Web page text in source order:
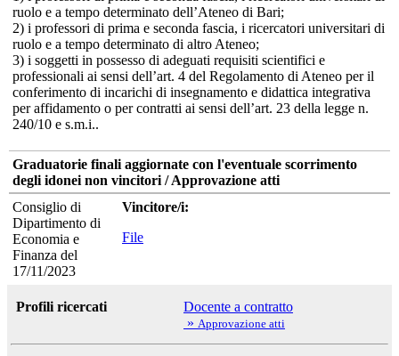
ruolo e a tempo determinato dell’Ateneo di Bari;
2) i professori di prima e seconda fascia, i ricercatori universitari di
ruolo e a tempo determinato di altro Ateneo;
3) i soggetti in possesso di adeguati requisiti scientifici e
professionali ai sensi dell’art. 4 del Regolamento di Ateneo per il
conferimento di incarichi di insegnamento e didattica integrativa
per affidamento o per contratti ai sensi dell’art. 23 della legge n.
240/10 e s.m.i..
Graduatorie finali aggiornate con l'eventuale scorrimento
degli idonei non vincitori / Approvazione atti
Consiglio di
Dipartimento di
Economia e
Finanza del
17/11/2023
Vincitore/i:
File
Profili ricercati
Docente a contratto
» Approvazione atti